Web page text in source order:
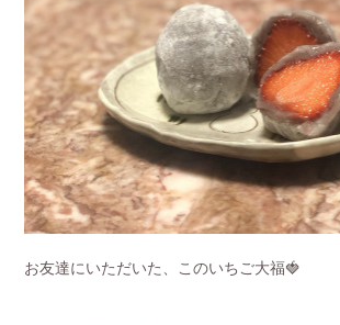
お友達にいただいた、このいちご大福🍓